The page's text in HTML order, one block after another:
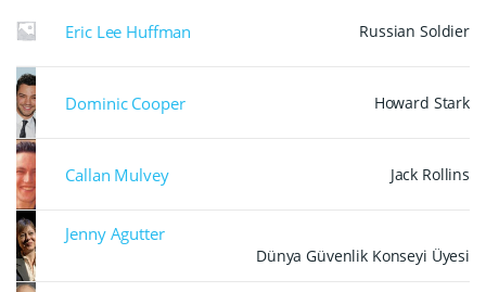
Eric Lee Huffman Russian Soldier
Dominic Cooper Howard Stark
Callan Mulvey Jack Rollins
Jenny Agutter
Dünya Güvenlik Konseyi Üyesi